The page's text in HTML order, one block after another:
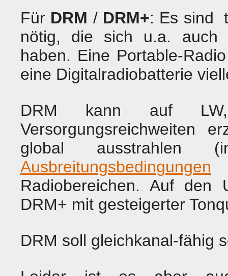
Für DRM / DRM+: Es sind
nötig, die sich u.a. auch
haben. Eine Portable-
eine Digitalradiobatterie
DRM kann auf
Versorgungsreichweiten
global ausstrahlen
Ausbreitungsbedingungen
Radiobereichen. Auf den
DRM+ mit gesteigerter
DRM soll gleichkanal-fähig